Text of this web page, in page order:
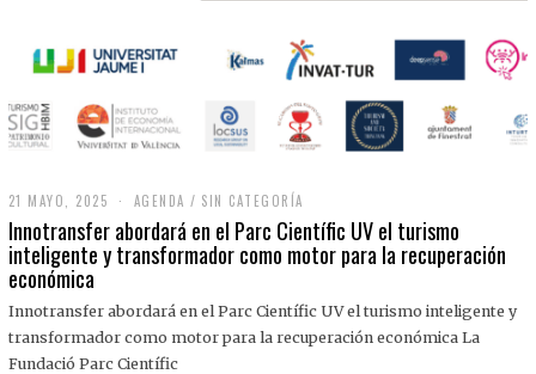
21 MAYO, 2025
M
A
Y
,
0
2
AGENDA / SIN CATEGORÍA
Innotransfer abordará en el Parc Científic UV el turismo
inteligente y transformador como motor para la recuperación
económica
Innotransfer abordará en el Parc Científic UV el turismo inteligente y
transformador como motor para la recuperación económica La
Fundació Parc Científic